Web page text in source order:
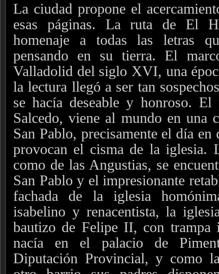
La ciudad propone el
esas páginas. La ruta de El
homenaje a todas las letras
pensando en su tierra. El
Valladolid del siglo XVI, una
la lectura llegó a ser tan
se hacía deseable y honroso. El
Salcedo, viene al mundo en una
San Pablo, precisamente el día
provocan el cisma de la iglesia.
como de las Angustias, se
San Pablo y el impresionante
fachada de la iglesia
isabelino y renacentista, la
bautizo de Felipe II, con
nacía en el palacio de
Diputación Provincial, y como